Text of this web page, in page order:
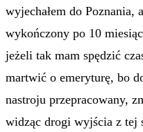
wyjechałem do Poznania,
wykończony po 10
jeżeli tak mam spędzić
martwić o emeryturę, bo
nastroju przepracowany,
widząc drogi wyjścia z tej